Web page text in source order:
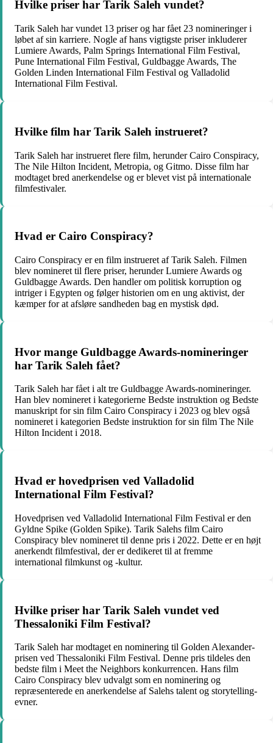
Hvilke priser har Tarik Saleh vundet?
Tarik Saleh har vundet 13 priser og har fået 23 nomineringer i
løbet af sin karriere. Nogle af hans vigtigste priser inkluderer
Lumiere Awards, Palm Springs International Film Festival,
Pune International Film Festival, Guldbagge Awards, The
Golden Linden International Film Festival og Valladolid
International Film Festival.
Hvilke film har Tarik Saleh instrueret?
Tarik Saleh har instrueret flere film, herunder Cairo Conspiracy,
The Nile Hilton Incident, Metropia, og Gitmo. Disse film har
modtaget bred anerkendelse og er blevet vist på internationale
filmfestivaler.
Hvad er Cairo Conspiracy?
Cairo Conspiracy er en film instrueret af Tarik Saleh. Filmen
blev nomineret til flere priser, herunder Lumiere Awards og
Guldbagge Awards. Den handler om politisk korruption og
intriger i Egypten og følger historien om en ung aktivist, der
kæmper for at afsløre sandheden bag en mystisk død.
Hvor mange Guldbagge Awards-nomineringer
har Tarik Saleh fået?
Tarik Saleh har fået i alt tre Guldbagge Awards-nomineringer.
Han blev nomineret i kategorierne Bedste instruktion og Bedste
manuskript for sin film Cairo Conspiracy i 2023 og blev også
nomineret i kategorien Bedste instruktion for sin film The Nile
Hilton Incident i 2018.
Hvad er hovedprisen ved Valladolid
International Film Festival?
Hovedprisen ved Valladolid International Film Festival er den
Gyldne Spike (Golden Spike). Tarik Salehs film Cairo
Conspiracy blev nomineret til denne pris i 2022. Dette er en højt
anerkendt filmfestival, der er dedikeret til at fremme
international filmkunst og -kultur.
Hvilke priser har Tarik Saleh vundet ved
Thessaloniki Film Festival?
Tarik Saleh har modtaget en nominering til Golden Alexander-
prisen ved Thessaloniki Film Festival. Denne pris tildeles den
bedste film i Meet the Neighbors konkurrencen. Hans film
Cairo Conspiracy blev udvalgt som en nominering og
repræsenterede en anerkendelse af Salehs talent og storytelling-
evner.